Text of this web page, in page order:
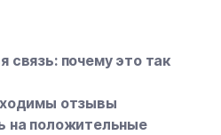
связь: почему это так
отзывы
на положительные